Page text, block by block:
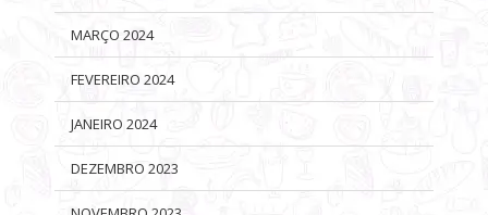
MARÇO 2024
FEVEREIRO 2024
JANEIRO 2024
DEZEMBRO 2023